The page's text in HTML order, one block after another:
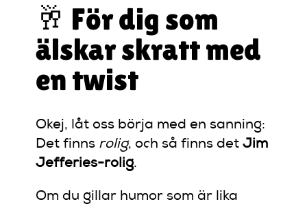
🥂 För dig som
älskar skratt med
en twist
Okej, låt oss börja med en sanning:
Det finns rolig, och så finns detJim
Jefferies-rolig.
Om du gillar humor som är lika